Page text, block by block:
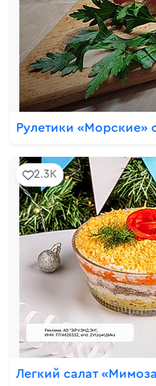
Рулетики «Морские»
2.3K
Легкий салат